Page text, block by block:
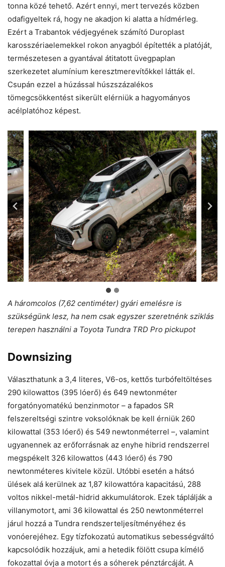
tonna közé tehető. Azért ennyi, mert tervezés közben
odafigyeltek rá, hogy ne akadjon ki alatta a hídmérleg.
Ezért a Trabantok védjegyének számító Duroplast
karosszériaelemekkel rokon anyagból építették a platóját,
természetesen a gyantával átitatott üvegpaplan
szerkezetet alumínium keresztmerevítőkkel látták el.
Csupán ezzel a húzással húszszázalékos
tömegcsökkentést sikerült elérniük a hagyományos
acélplatóhoz képest.
A háromcolos (7,62 centiméter) gyári emelésre is
szükségünk lesz, ha nem csak egyszer szeretnénk sziklás
terepen használni a Toyota Tundra TRD Pro pickupot
Downsizing
Választhatunk a 3,4 literes, V6-os, kettős turbófeltöltéses
290 kilowattos (395 lóerő) és 649 newtonméter
forgatónyomatékú benzinmotor – a fapados SR
felszereltségi szintre voksolóknak be kell érniük 260
kilowattal (353 lóerő) és 549 newtonméterrel –, valamint
ugyanennek az erőforrásnak az enyhe hibrid rendszerrel
megspékelt 326 kilowattos (443 lóerő) és 790
newtonméteres kivitele közül. Utóbbi esetén a hátsó
ülések alá kerülnek az 1,87 kilowattóra kapacitású, 288
voltos nikkel-metál-hidrid akkumulátorok. Ezek táplálják a
villanymotort, ami 36 kilowattal és 250 newtonméterrel
járul hozzá a Tundra rendszerteljesítményéhez és
vonóerejéhez. Egy tízfokozatú automatikus sebességváltó
kapcsolódik hozzájuk, ami a hetedik fölött csupa kímélő
fokozattal óvja a motort és a sóherek pénztárcáját. A